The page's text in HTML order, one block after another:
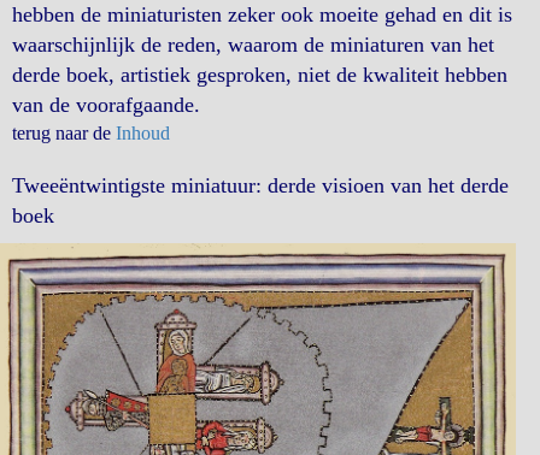
hebben de miniaturisten zeker ook moeite gehad en dit is
waarschijnlijk de reden, waarom de miniaturen van het
derde boek, artistiek gesproken, niet de kwaliteit hebben
van de voorafgaande.
terug naar de Inhoud
Tweeëntwintigste miniatuur: derde visioen van het derde
boek